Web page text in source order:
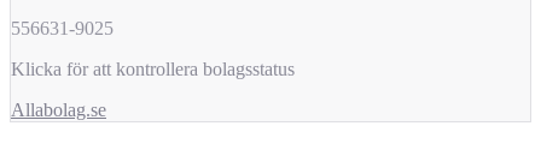
556631-9025
Klicka för att kontrollera bolagsstatus
Allabolag.se